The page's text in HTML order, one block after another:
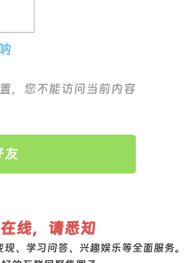
，您不能访问当前内容
友
线，请悉知
、学习问答、兴趣娱乐等全面服务。